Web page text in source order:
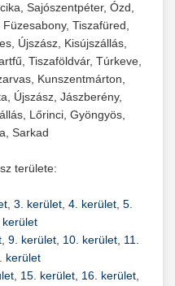
Sajószentpéter, Ózd,
Tiszafüred,
Újszász, Kisújszállás,
Tiszaföldvár, Túrkeve,
Kunszentmárton,
Újszász, Jászberény,
Lőrinci, Gyöngyös,
Sarkad
területe:
3. kerület 4. kerület 5.
kerület
, 9. kerület, 10. kerület, 11.
kerület
15. kerület 16. kerület